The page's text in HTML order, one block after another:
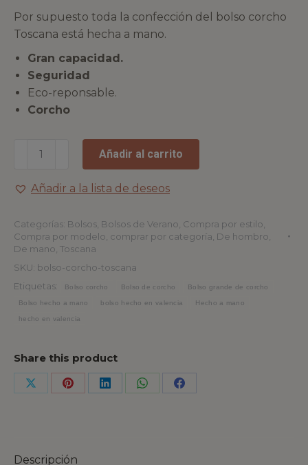
Por supuesto toda la confección del bolso corcho
Toscana está hecha a mano.
Gran capacidad.
Seguridad
Eco-reponsable.
Corcho
Añadir al carrito
Añadir a la lista de deseos
Categorías: Bolsos Bolsos de Verano Compra por estilo
Compra por modelo comprar por categoría De hombro
De mano Toscana
SKU: bolso-corcho-toscana
Etiquetas:
Bolso corcho Bolso de corcho Bolso grande de corcho
Bolso hecho a mano bolso hecho en valencia Hecho a mano
hecho en valencia
Share this product
Descripción